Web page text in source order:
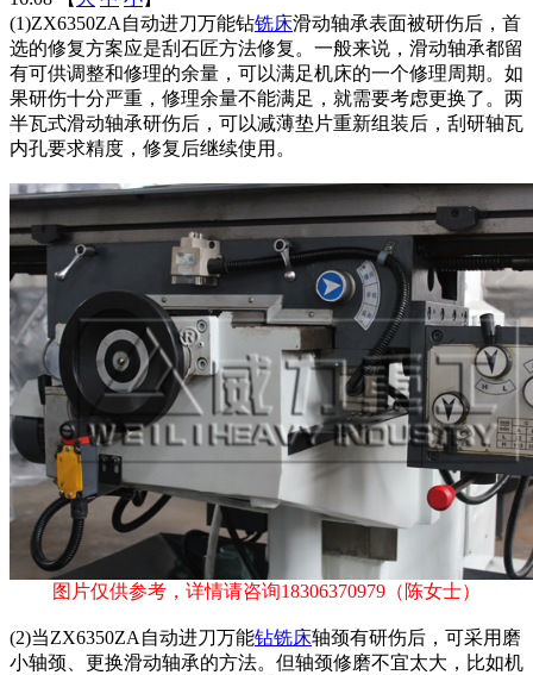
(1)ZX6350ZA自动进刀万能钻铣床滑动轴承表面被研伤后，首
选的修复方案应是刮石匠方法修复。一般来说，滑动轴承都留
有可供调整和修理的余量，可以满足机床的一个修理周期。如
果研伤十分严重，修理余量不能满足，就需要考虑更换了。两
半瓦式滑动轴承研伤后，可以减薄垫片重新组装后，刮研轴瓦
内孔要求精度，修复后继续使用。
图片仅供参考，详情请咨询18306370979 （陈女士）
(2)当ZX6350ZA自动进刀万能钻铣床轴颈有研伤后，可采用磨
小轴颈、更换滑动轴承的方法。但轴颈修磨不宜太大，比如机